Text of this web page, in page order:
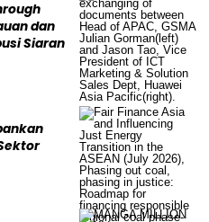
dan
Siaran